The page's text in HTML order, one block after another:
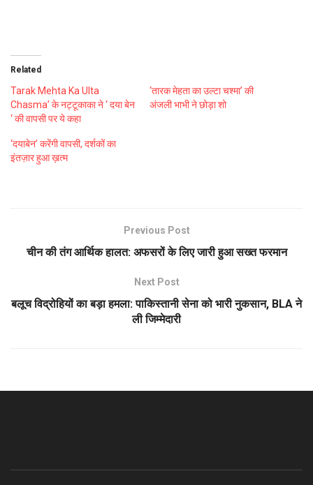
Related
Tarak Mehta Ka Ulta
Chasma’ के नट्टूकाका ने ‘ दया बेन
‘ की वापसी पर ये कहा
‘तारक मेहता का उल्टा चश्मा’ की
अंजली भाभी ने छोड़ा शो
‘दयाबेन’ करेंगी वापसी, दर्शकों का
इंतज़ार हुआ ख़त्म
Previous Post
चीन की तंग आर्थिक हालत: अफसरों के लिए जारी हुआ सख्त फरमान
Next Post
बलूच विद्रोहियों का बड़ा हमला: पाकिस्तानी सेना को भारी नुकसान, BLA ने
ली जिम्मेदारी